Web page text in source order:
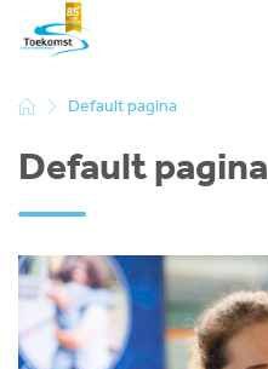
Default pagina
Default pagina